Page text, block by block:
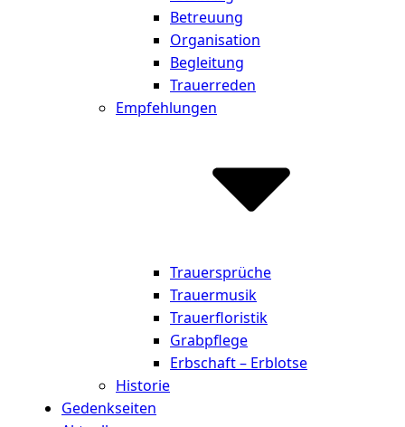
Betreuung
Organisation
Begleitung
Trauerreden
Empfehlungen
Trauersprüche
Trauermusik
Trauerfloristik
Grabpflege
Erbschaft – Erblotse
Historie
Gedenkseiten